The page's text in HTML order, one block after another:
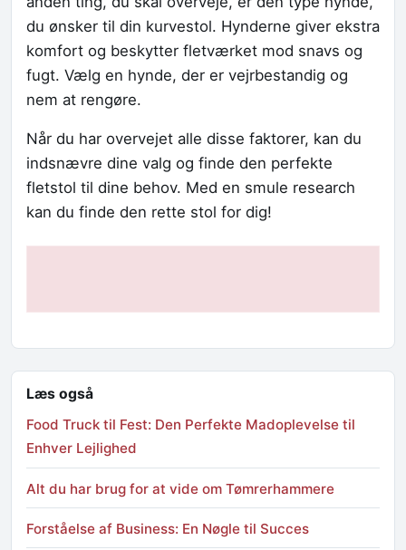
du ønsker til din kurvestol. Hynderne giver ekstra
komfort og beskytter fletværket mod snavs og
fugt. Vælg en hynde, der er vejrbestandig og
nem at rengøre.
Når du har overvejet alle disse faktorer, kan du
indsnævre dine valg og finde den perfekte
fletstol til dine behov. Med en smule research
kan du finde den rette stol for dig!
Læs også
Food Truck til Fest: Den Perfekte Madoplevelse til
Enhver Lejlighed
Alt du har brug for at vide om Tømrerhammere
Forståelse af Business: En Nøgle til Succes